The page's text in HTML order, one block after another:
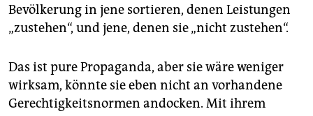
Bevölkerung in jene sortieren, denen Leistungen
„zustehen“, und jene, denen sie „nicht zustehen“.
Das ist pure Propaganda, aber sie wäre weniger
wirksam, könnte sie eben nicht an vorhandene
Gerechtigkeitsnormen andocken. Mit ihrem